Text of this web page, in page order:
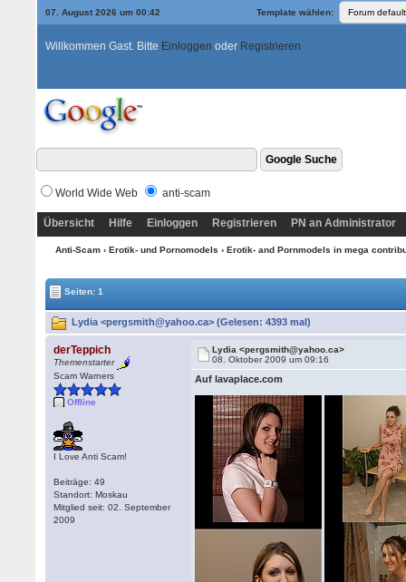
07. August 2026 um 00:42 Template wählen:
Willkommen Gast. Bitte Einloggen oder Registrieren
World Wide Web anti-scam
Übersicht Hilfe Einloggen Registrieren PN an Administrator
Anti-Scam› Erotik- und Pornomodels › Erotik- and Pornmodels in mega
Seiten: 1
Lydia <pergsmith@yahoo.ca> (Gelesen: 4393 mal)
derTeppich
Themenstarter
Scam Warners
Offline
I Love Anti Scam!
Beiträge: 49
Standort: Moskau
Mitglied seit: 02. September
2009
Lydia <pergsmith@yahoo.ca>
08. Oktober 2009 um 09:16
Auf lavaplace.com